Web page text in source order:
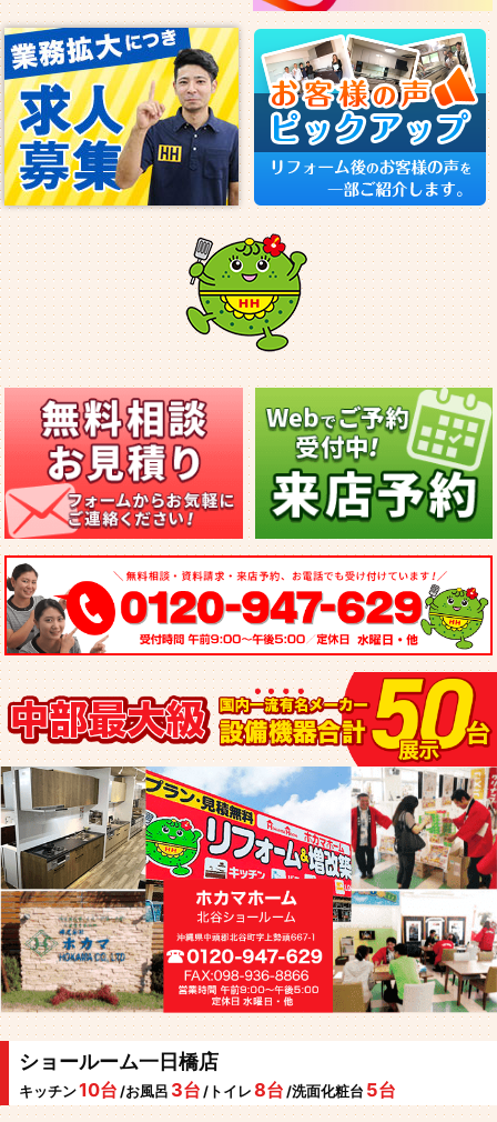
ショールーム一日橋店
キッチン10台 /お風呂 3台 /トイレ 8台 /洗面化粧台 5台